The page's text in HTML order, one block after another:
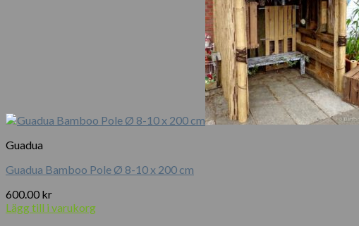
Guadua
Guadua Bamboo Pole Ø 8-10 x 200 cm
600.00 kr
Lägg till i varukorg